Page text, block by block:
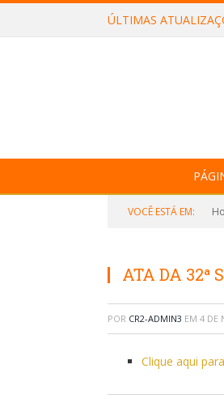
ÚLTIMAS
VOCÊ ESTÁ EM:
ATA DA 32ª
POR CR2-ADMIN3 EM 4 DE
Clique aqui